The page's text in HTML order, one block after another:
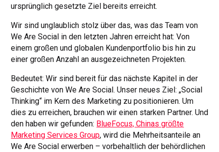
ursprünglich gesetzte Ziel bereits erreicht.
Wir sind unglaublich stolz über das, was das Team von
We Are Social in den letzten Jahren erreicht hat: Von
einem großen und globalen Kundenportfolio bis hin zu
einer großen Anzahl an ausgezeichneten Projekten.
Bedeutet: Wir sind bereit für das nächste Kapitel in der
Geschichte von We Are Social. Unser neues Ziel: „Social
Thinking“ im Kern des Marketing zu positionieren. Um
dies zu erreichen, brauchen wir einen starken Partner. Und
den haben wir gefunden: BlueFocus, Chinas größte
Marketing Services Group, wird die Mehrheitsanteile an
We Are Social erwerben – vorbehaltlich der behördlichen